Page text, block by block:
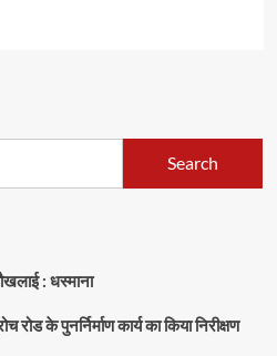
Search
: धस्माना
के पुनर्निर्माण कार्य का किया निरीक्षण